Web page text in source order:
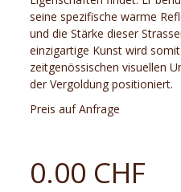
seine spezifische warme
und die Stärke dieser
einzigartige Kunst wird
zeitgenössischen visuellen
der Vergoldung positioniert.
Preis auf Anfrage
0.00 CHF